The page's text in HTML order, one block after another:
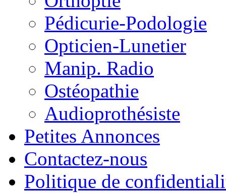
Pédicurie-Podologie
Opticien-Lunetier
Manip. Radio
Ostéopathie
Audioprothésiste
Petites Annonces
Contactez-nous
Politique de